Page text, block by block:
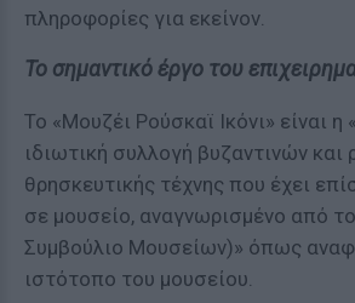
πληροφορίες για εκείνον.
Το σημαντικό έργο του
Το «Μουζέι Ρούσκαϊ Ικόνι» είναι η
ιδιωτική συλλογή βυζαντινών
θρησκευτικής τέχνης που έχει
σε μουσείο, αναγνωρισμένο από
Συμβούλιο Μουσείων)» όπως
ιστότοπο του μουσείου.